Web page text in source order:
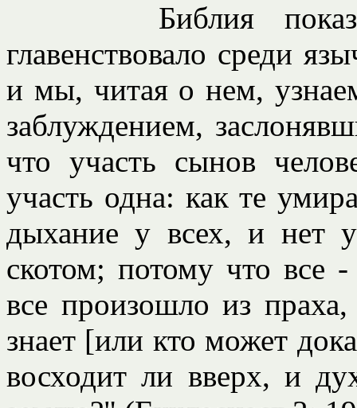
Библия
главенствовало среди
и мы, читая о нем,
заблуждением,
что участь сынов
участь одна: как те
дыхание у всех, и нет
скотом; потому что все
все произошло из
знает [или кто может
восходит ли вверх, и